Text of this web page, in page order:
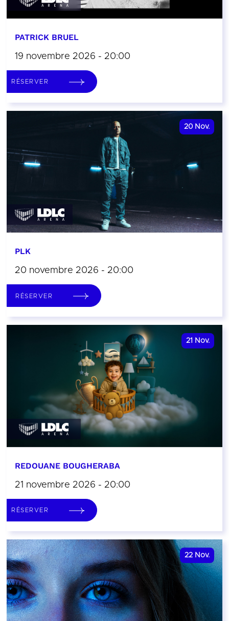
PATRICK BRUEL
19 novembre 2026 - 20:00
RÉSERVER
20 Nov.
PLK
20 novembre 2026 - 20:00
RÉSERVER
21 Nov.
REDOUANE BOUGHERABA
21 novembre 2026 - 20:00
RÉSERVER
22 Nov.